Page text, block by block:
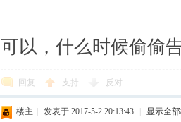
可以，什么时候偷偷
回复 支持 反对
楼主 发表于 2017-5-2 20:13:43 显示全